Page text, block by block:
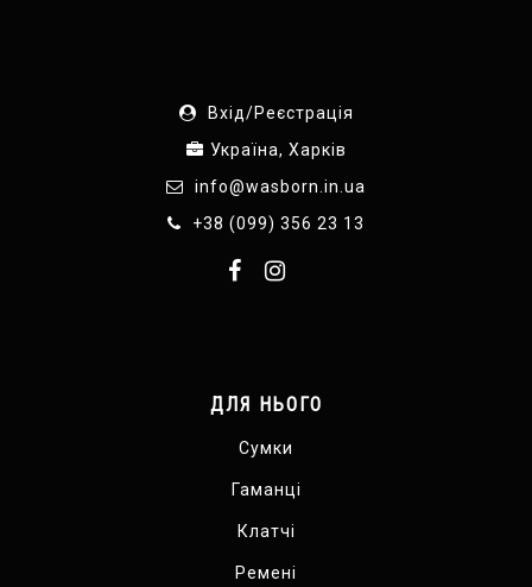
Вхід/Реєстрація
Україна, Харків
info@wasborn.in.ua
+38 (099) 356 23 13
ДЛЯ НЬОГО
Сумки
Гаманці
Клатчі
Ремені